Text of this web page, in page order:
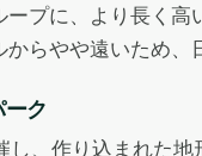
プに、より長く
らやや遠いため、
ク
、作り込まれた